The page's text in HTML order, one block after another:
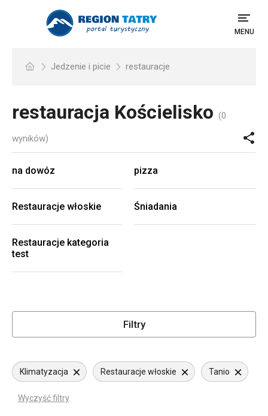
MENU
Jedzenie i picie restauracje
restauracja Kościelisko (0
wyników)
na dowóz pizza
Restauracje włoskie Śniadania
Restauracje kategoria
test
Filtry
Klimatyzacja Restauracje włoskie Tanio
Wyczyść filtry